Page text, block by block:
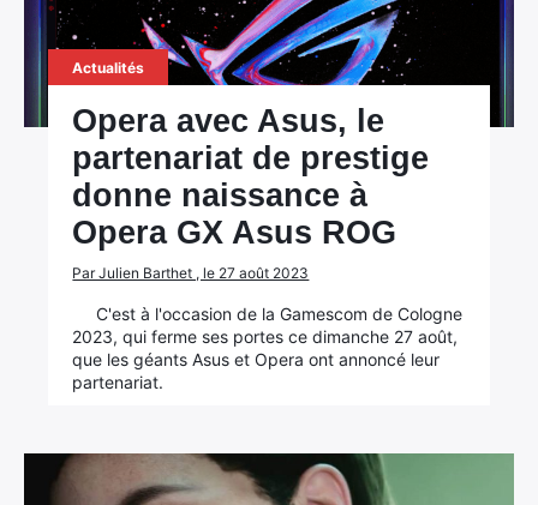
Actualités
Opera avec Asus, le
partenariat de prestige
donne naissance à
Opera GX Asus ROG
Par Julien Barthet , le 27 août 2023
C'est à l'occasion de la Gamescom de Cologne
2023, qui ferme ses portes ce dimanche 27 août,
que les géants Asus et Opera ont annoncé leur
partenariat.